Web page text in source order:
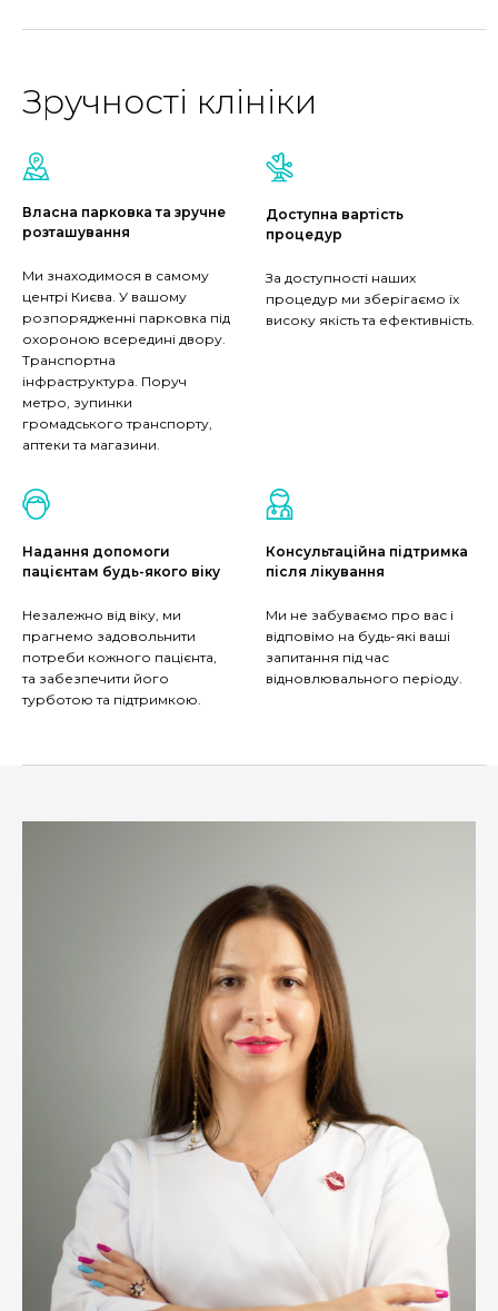
Зручності клініки
Власна парковка та зручне
розташування
Ми знаходимося в самому
центрі Києва. У вашому
розпорядженні парковка під
охороною всередині двору.
Транспортна
інфраструктура. Поруч
метро, зупинки
громадського транспорту,
аптеки та магазини.
Доступна вартість
процедур
За доступності наших
процедур ми зберігаємо їх
високу якість та ефективність.
Надання допомоги
пацієнтам будь-якого віку
Незалежно від віку, ми
прагнемо задовольнити
потреби кожного пацієнта,
та забезпечити його
турботою та підтримкою.
Консультаційна підтримка
після лікування
Ми не забуваємо про вас і
відповімо на будь-які ваші
запитання під час
відновлювального періоду.